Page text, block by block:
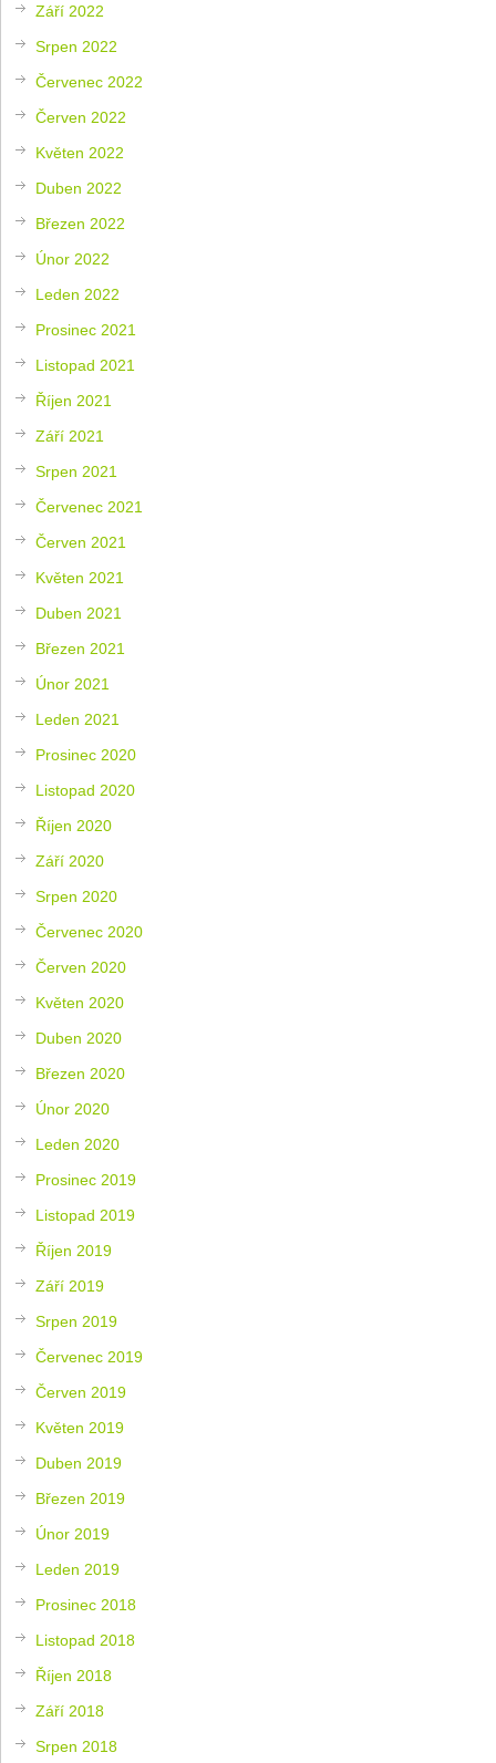
Září 2022
Srpen 2022
Červenec 2022
Červen 2022
Květen 2022
Duben 2022
Březen 2022
Únor 2022
Leden 2022
Prosinec 2021
Listopad 2021
Říjen 2021
Září 2021
Srpen 2021
Červenec 2021
Červen 2021
Květen 2021
Duben 2021
Březen 2021
Únor 2021
Leden 2021
Prosinec 2020
Listopad 2020
Říjen 2020
Září 2020
Srpen 2020
Červenec 2020
Červen 2020
Květen 2020
Duben 2020
Březen 2020
Únor 2020
Leden 2020
Prosinec 2019
Listopad 2019
Říjen 2019
Září 2019
Srpen 2019
Červenec 2019
Červen 2019
Květen 2019
Duben 2019
Březen 2019
Únor 2019
Leden 2019
Prosinec 2018
Listopad 2018
Říjen 2018
Září 2018
Srpen 2018